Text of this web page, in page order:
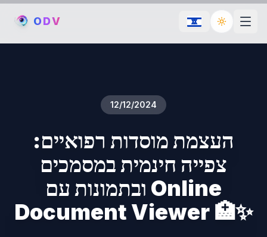
ODV Toggle
12/12/2024
העצמת מוסדות רפואיים:
צפייה חינמית במסמכים
ובתמונות עם Online
Document Viewer 🏥✨